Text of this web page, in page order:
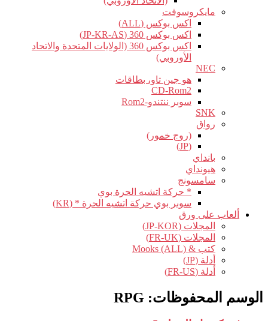
مايكروسوفت
اكس بوكس (ALL)
اكس بوكس 360 (JP-KR-AS)
اكس بوكس 360 (الولايات المتحدة والاتحاد
الأوروبي)
NEC
هو جين تاو، بطاقات
CD-Rom2
سوبر ننتندو-Rom2
SNK
رواق
(روج خمور)
(JP)
بانداي
هيونداي
سامسونج
* حركة اتشيه الحرة بوي
سوبر بوي حركة اتشيه الحرة * (KR)
ألعاب على ورق
المجلات (JP-KOR)
المجلات (FR-UK)
كتب & Mooks (ALL)
أدلة (JP)
أدلة (FR-US)
الوسم المحفوظات: RPG